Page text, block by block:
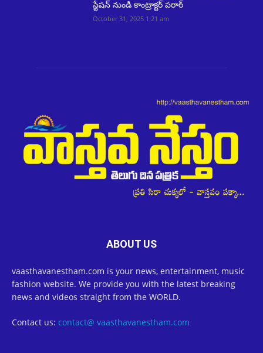
స్టేషన్ నుండి కాంట్రాక్టర్ పరార్
October 31, 2025 1:21 am
ABOUT US
vaasthavanestham.com is your news, entertainment, music
fashion website. We provide you with the latest breaking
news and videos straight from the WORLD.
Contact us: contact@ vaasthavanestham.com